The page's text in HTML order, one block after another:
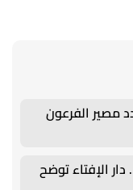
مصير الفرعون
الإفتاء توضح